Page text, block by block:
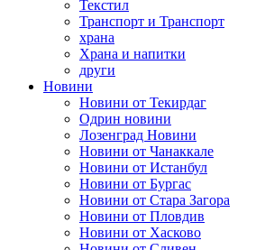
Текстил
Транспорт и Транспорт
храна
Храна и напитки
други
Новини
Новини от Текирдаг
Одрин новини
Лозенград Новини
Новини от Чанаккале
Новини от Истанбул
Новини от Бургас
Новини от Стара Загора
Новини от Пловдив
Новини от Хасково